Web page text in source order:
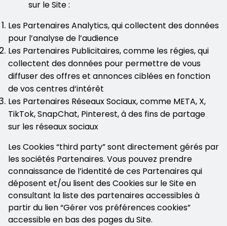
sur le Site :
Les Partenaires Analytics, qui collectent des données
pour l’analyse de l’audience
Les Partenaires Publicitaires, comme les régies, qui
collectent des données pour permettre de vous
diffuser des offres et annonces ciblées en fonction
de vos centres d‘intérêt
Les Partenaires Réseaux Sociaux, comme META, X,
TikTok, SnapChat, Pinterest, à des fins de partage
sur les réseaux sociaux
Les Cookies “third party” sont directement gérés par
les sociétés Partenaires. Vous pouvez prendre
connaissance de l’identité de ces Partenaires qui
déposent et/ou lisent des Cookies sur le Site en
consultant la liste des partenaires accessibles à
partir du lien “Gérer vos préférences cookies”
accessible en bas des pages du Site.